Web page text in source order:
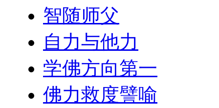
智随师父
自力与他力
学佛方向第一
佛力救度譬喻